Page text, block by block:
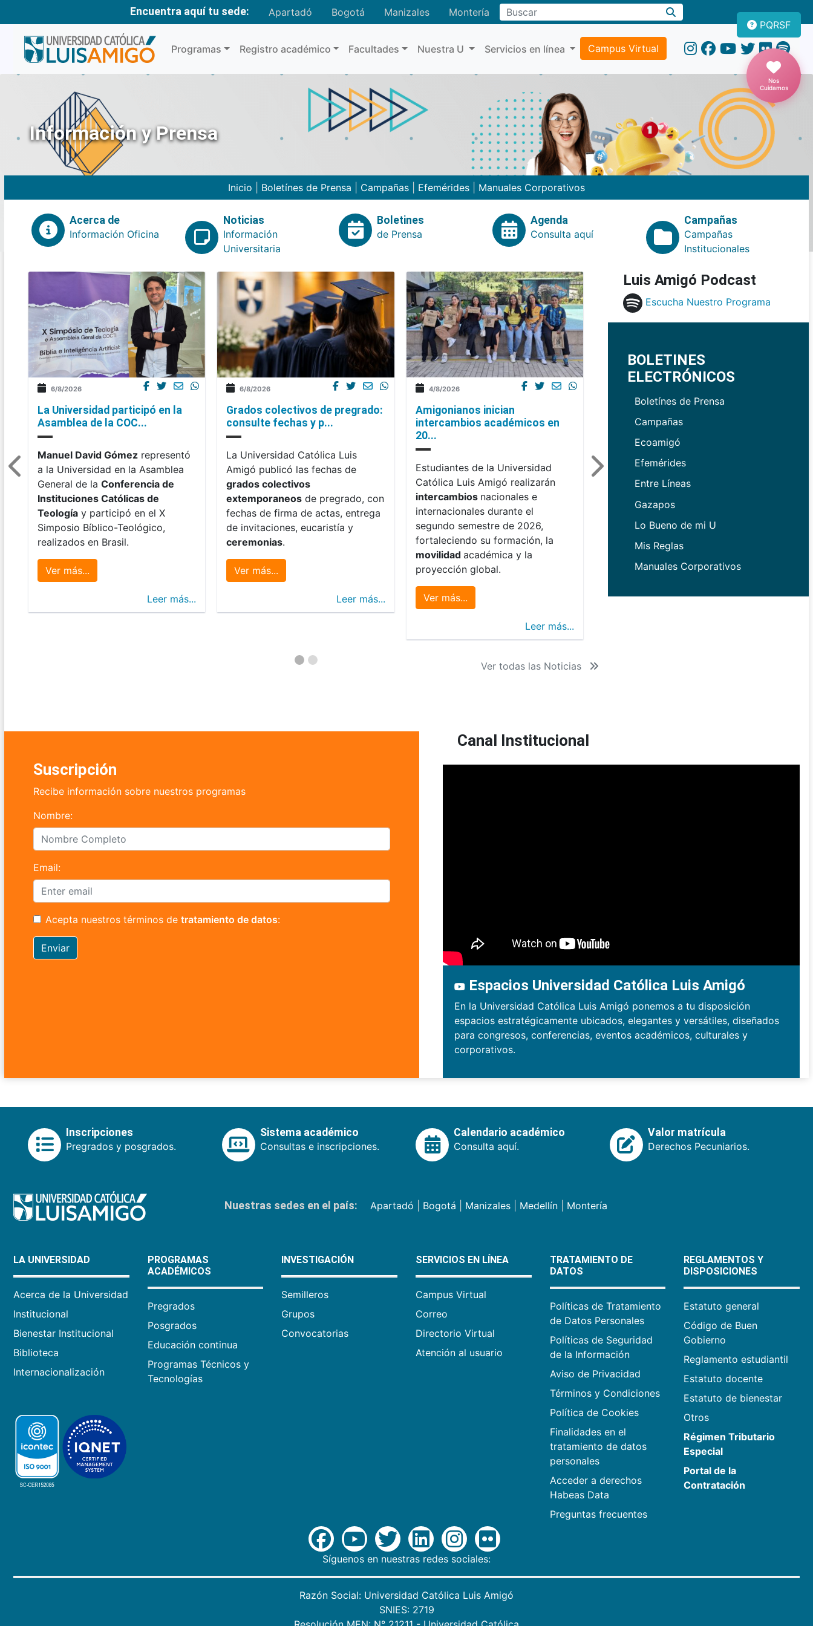
Encuentra aquí tu sede: Apartadó Bogotá Manizales MonteríaBuscar
Programas Registro académico Facultades Nuestra U Servicios en línea Campus Virtual
PQRSF
Nos
Cuidamos
Información y Prensa
Inicio Boletínes de Prensa Campañas Efemérides Manuales Corporativos
Acerca de
Información Oficina
Noticias
Información
Universitaria
Boletines
de Prensa
Agenda
Consulta aquí
Campañas
Campañas
Institucionales
6/8/2026
La Universidad participó en la
Asamblea de la COC...
Manuel David Gómez representó
a la Universidad en la Asamblea
General de la Conferencia de
Instituciones Católicas de
Teología y participó en el X
Simposio Bíblico-Teológico,
realizados en Brasil.
Ver más...
Leer más...
6/8/2026
Grados colectivos de pregrado:
consulte fechas y p...
La Universidad Católica Luis
Amigó publicó las fechas de
grados colectivos
extemporaneos de pregrado, con
fechas de firma de actas, entrega
de invitaciones, eucaristía y
ceremonias.
Ver más...
Leer más...
4/8/2026
Amigonianos inician
intercambios académicos en
20...
Estudiantes de la Universidad
Católica Luis Amigó realizarán
intercambios nacionales e
internacionales durante el
segundo semestre de 2026,
fortaleciendo su formación, la
movilidad académica y la
proyección global.
Ver más...
Leer más...
Ver todas las Noticias
Luis Amigó Podcast
Escucha Nuestro Programa
BOLETINES
ELECTRÓNICOS
Boletínes de Prensa
Campañas
Ecoamigó
Efemérides
Entre Líneas
Gazapos
Lo Bueno de mi U
Mis Reglas
Manuales Corporativos
Suscripción
Recibe información sobre nuestros programas
Nombre:
Email:
Acepta nuestros términos de tratamiento de datos:
Enviar
Canal Institucional
Espacios Universidad Católica Luis Amigó
En la Universidad Católica Luis Amigó ponemos a tu disposición
espacios estratégicamente ubicados, elegantes y versátiles, diseñados
para congresos, conferencias, eventos académicos, culturales y
corporativos.
Inscripciones
Pregrados y posgrados.
Sistema académico
Consultas e inscripciones.
Calendario académico
Consulta aquí.
Valor matrícula
Derechos Pecuniarios.
Nuestras sedes en el país: Apartadó Bogotá Manizales| Medellín| Montería
LA UNIVERSIDAD
Acerca de la Universidad
Institucional
Bienestar Institucional
Biblioteca
Internacionalización
PROGRAMAS
ACADÉMICOS
Pregrados
Posgrados
Educación continua
Programas Técnicos y
Tecnologías
INVESTIGACIÓN
Semilleros
Grupos
Convocatorias
SERVICIOS EN LÍNEA
Campus Virtual
Correo
Directorio Virtual
Atención al usuario
TRATAMIENTO DE
DATOS
Políticas de Tratamiento
de Datos Personales
Políticas de Seguridad
de la Información
Aviso de Privacidad
Términos y Condiciones
Política de Cookies
Finalidades en el
tratamiento de datos
personales
Acceder a derechos
Habeas Data
Preguntas frecuentes
REGLAMENTOS Y
DISPOSICIONES
Estatuto general
Código de Buen
Gobierno
Reglamento estudiantil
Estatuto docente
Estatuto de bienestar
Otros
Régimen Tributario
Especial
Portal de la
Contratación
Síguenos en nuestras redes sociales:
Razón Social: Universidad Católica Luis Amigó
SNIES: 2719